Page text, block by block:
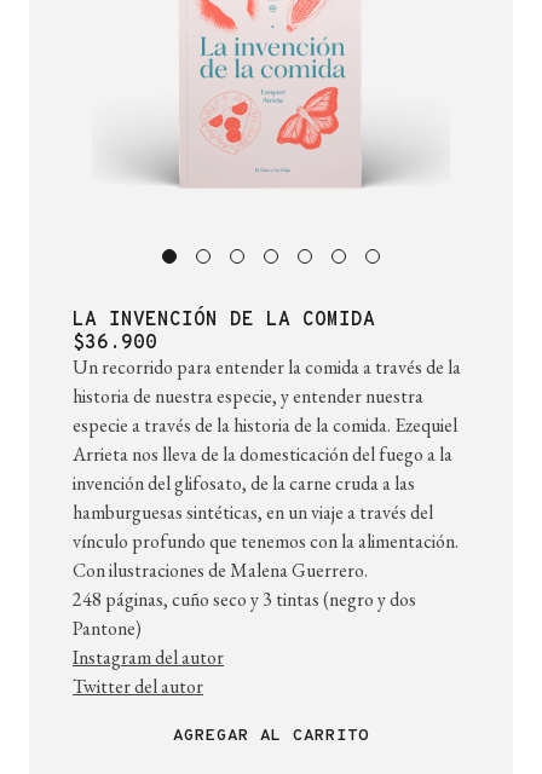
LA INVENCIÓN DE LA COMIDA
$36.900
Un recorrido para entender la comida a través de la
historia de nuestra especie, y entender nuestra
especie a través de la historia de la comida. Ezequiel
Arrieta nos lleva de la domesticación del fuego a la
invención del glifosato, de la carne cruda a las
hamburguesas sintéticas, en un viaje a través del
vínculo profundo que tenemos con la alimentación.
Con ilustraciones de Malena Guerrero.
248 páginas, cuño seco y 3 tintas (negro y dos
Pantone)
Instagram del autor
Twitter del autor
AGREGAR AL CARRITO